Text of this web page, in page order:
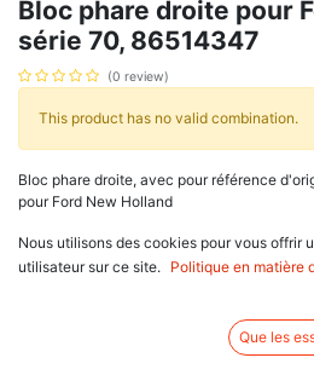
Bloc phare droite pour
série 70, 86514347
(0 review)
This product has no valid combination.
Bloc phare droite, avec pour référence
pour Ford New Holland
série 70A : 8670 A, 8770 A, 8870 A,
Nous utilisons des cookies pour vous offrir
utilisateur sur ce site.
Politique en matière
Que les